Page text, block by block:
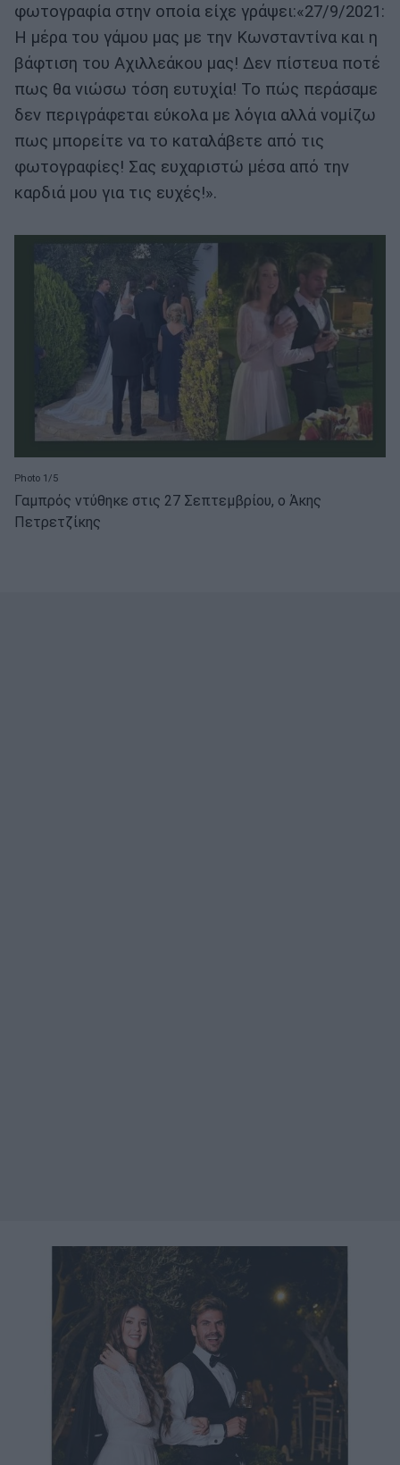
φωτογραφία στην οποία είχε γράψει:«27/9/2021:
Η μέρα του γάμου μας με την Κωνσταντίνα και η
βάφτιση του Αχιλλεάκου μας! Δεν πίστευα ποτέ
πως θα νιώσω τόση ευτυχία! Το πώς περάσαμε
δεν περιγράφεται εύκολα με λόγια αλλά νομίζω
πως μπορείτε να το καταλάβετε από τις
φωτογραφίες! Σας ευχαριστώ μέσα από την
καρδιά μου για τις ευχές!».
Photo 1/5
Γαμπρός ντύθηκε στις 27 Σεπτεμβρίου, ο Άκης
Πετρετζίκης